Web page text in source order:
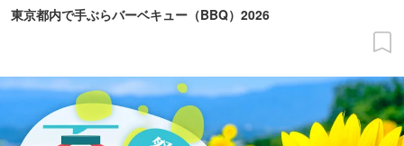
東京都内で手ぶらバーベキュー（BBQ）2026